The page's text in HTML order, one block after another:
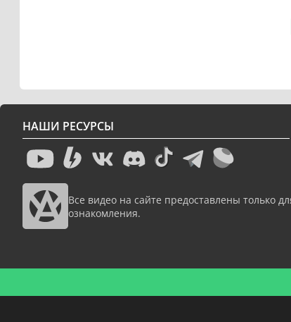
НАШИ РЕСУРСЫ
Все видео на сайте предоставлены только
ознакомления.